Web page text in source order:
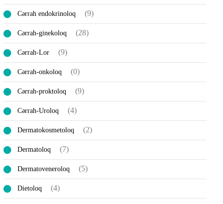
Cərrah endokrinoloq (9)
Cərrah-ginekoloq (28)
Cərrah-Lor (9)
Cərrah-onkoloq (0)
Cərrah-proktoloq (9)
Cərrah-Uroloq (4)
Dermatokosmetoloq (2)
Dermatoloq (7)
Dermatoveneroloq (5)
Dietoloq (4)